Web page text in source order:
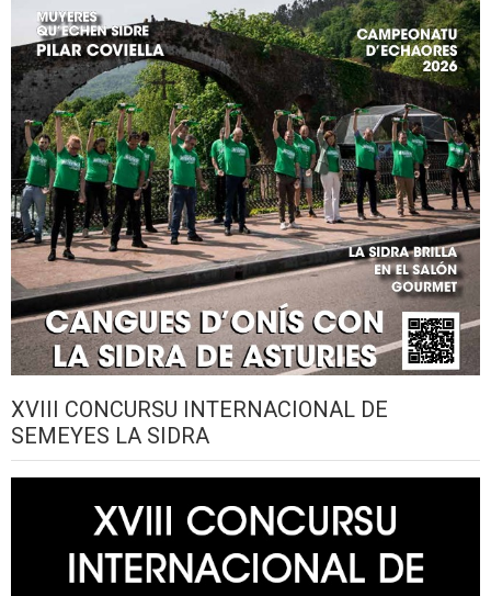
XVIII CONCURSU INTERNACIONAL DE
SEMEYES LA SIDRA